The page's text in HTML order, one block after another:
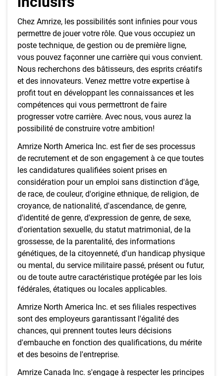
Chez Amrize, les possibilités sont infinies pour vous
permettre de jouer votre rôle. Que vous occupiez un
poste technique, de gestion ou de première ligne,
vous pouvez façonner une carrière qui vous convient.
Nous recherchons des bâtisseurs, des esprits créatifs
et des innovateurs. Venez mettre votre expertise à
profit tout en développant les connaissances et les
compétences qui vous permettront de faire
progresser votre carrière. Avec nous, vous aurez la
possibilité de construire votre ambition!
Amrize North America Inc. est fier de ses processus
de recrutement et de son engagement à ce que toutes
les candidatures qualifiées soient prises en
considération pour un emploi sans distinction d'âge,
de race, de couleur, d'origine ethnique, de religion, de
croyance, de nationalité, d'ascendance, de genre,
d'identité de genre, d'expression de genre, de sexe,
d'orientation sexuelle, du statut matrimonial, de la
grossesse, de la parentalité, des informations
génétiques, de la citoyenneté, d'un handicap physique
ou mental, du service militaire passé, présent ou futur,
ou de toute autre caractéristique protégée par les lois
fédérales, étatiques ou locales applicables.
Amrize North America Inc. et ses filiales respectives
sont des employeurs garantissant l'égalité des
chances, qui prennent toutes leurs décisions
d'embauche en fonction des qualifications, du mérite
et des besoins de l'entreprise.
Amrize Canada Inc. s'engage à respecter les principes